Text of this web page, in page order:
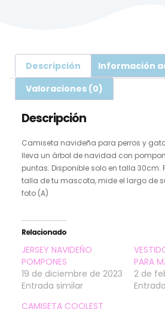
Descripción
Información
Valoraciones (0)
Descripción
Camiseta navideña para perros y
lleva un árbol de navidad con
puntas. Disponible solo en talla 30cm.
talla de tu mascota, mide el largo de
foto (A)
Relacionado
JERSEY NAVIDEÑO
POMPONES
19 de diciembre de 2023
Entrada similar
PARA
2 de
CAMISETA COOLEST